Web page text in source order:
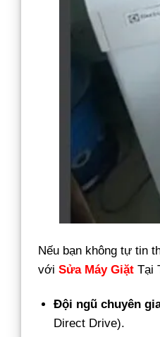
Nếu bạn không tự tin
với Sửa Máy Giặt Tại
Đội ngũ chuyên
Direct Drive).